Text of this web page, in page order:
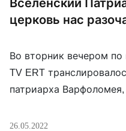
Вселенский
церковь нас
Во вторник вечером
TV ERT
патриарха
ней РПЦ. «Для всех
26.05.2022